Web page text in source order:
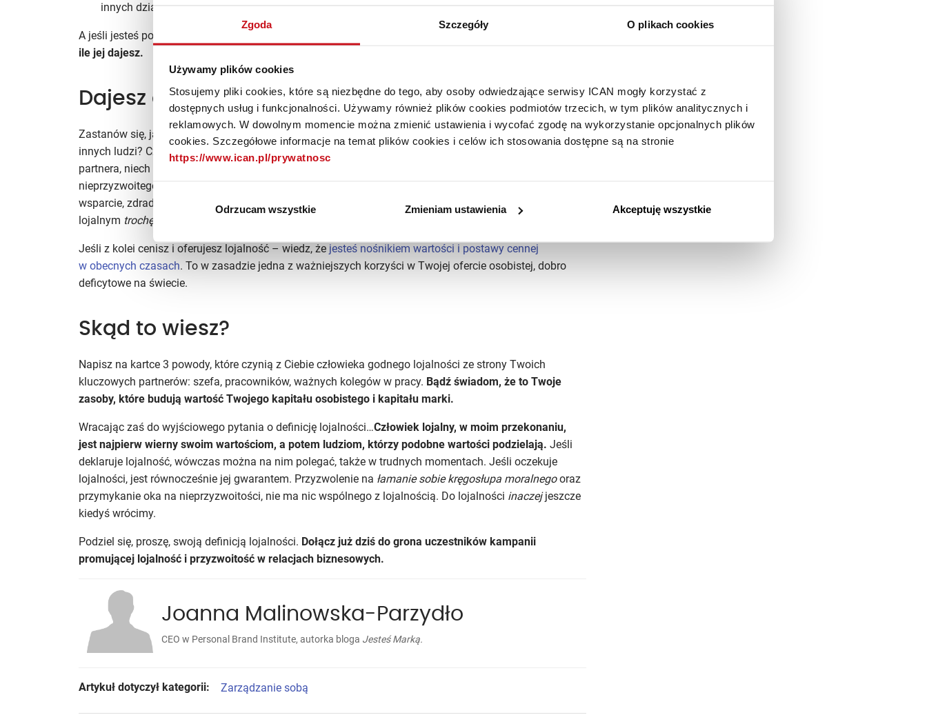
Zgoda Szczegóły O plikach cookies
Używamy plików cookies
Stosujemy pliki cookies, które są niezbędne do tego, aby osoby odwiedzające serwisy ICAN mogły korzystać z
dostępnych usług i funkcjonalności. Używamy również plików cookies podmiotów trzecich, w tym plików analitycznych i
reklamowych. W dowolnym momencie można zmienić ustawienia i wycofać zgodę na wykorzystanie opcjonalnych plików
cookies. Szczegółowe informacje na temat plików cookies i celów ich stosowania dostępne są na stronie
https://www.ican.pl/prywatnosc
Odrzucam wszystkie Zmieniam ustawienia Akceptuję wszystkie
innych działów?
A jeśli jesteś podwładnym? Co wiesz o lojalności wobec szefa, firmy i kolegów?
ile jej dajesz.
Dajesz czy udajesz?
Zastanów się, jaki wypracowałeś dotychczas kapitał moralny, który pozwala Ci oczekiwać lojalności od
innych ludzi? Czy i jak często zachowujesz się nielojalnie? Jeśli sam byłeś nielojalny wobec ważnego
partnera, niech Cię nie dziwi brak lojalności innych wobec Ciebie jako człowieka niehonorowego lub
nieprzyzwoitego. Bez względu na to, czy nadużyłeś zaufania szefa, któremu zawdzięczasz wieloletnie
wsparcie, zdradziłeś życzliwego kolegę w pracy czy lojalnego członka Twojego zespołu. Czy można być
lojalnym trochę
Jeśli z kolei cenisz i oferujesz lojalność – wiedz, że jesteś nośnikiem wartości i postawy cennej
w obecnych czasach. To w zasadzie jedna z ważniejszych korzyści w Twojej ofercie osobistej, dobro
deficytowe na świecie.
Skąd to wiesz?
Napisz na kartce 3 powody, które czynią z Ciebie człowieka godnego lojalności ze strony Twoich
kluczowych partnerów: szefa, pracowników, ważnych kolegów w pracy. Bądź świadom, że to Twoje
zasoby, które budują wartość Twojego kapitału osobistego i kapitału marki.
Wracając zaś do wyjściowego pytania o definicję lojalności…Człowiek lojalny, w moim przekonaniu,
jest najpierw wierny swoim wartościom, a potem ludziom, którzy podobne wartości podzielają. Jeśli
deklaruje lojalność, wówczas można na nim polegać, także w trudnych momentach. Jeśli oczekuje
lojalności, jest równocześnie jej gwarantem. Przyzwolenie na łamanie sobie kręgosłupa moralnegooraz
przymykanie oka na nieprzyzwoitości, nie ma nic wspólnego z lojalnością. Do lojalności inaczejjeszcze
kiedyś wrócimy.
Podziel się, proszę, swoją definicją lojalności. Dołącz już dziś do grona uczestników kampanii
promującej lojalność i przyzwoitość w relacjach biznesowych.
Joanna Malinowska-Parzydło
CEO w Personal Brand Institute, autorka bloga Jesteś Marką.
Artykuł dotyczył kategorii: Zarządzanie sobą